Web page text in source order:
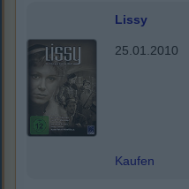
Lissy
25.01.2010
Kaufen